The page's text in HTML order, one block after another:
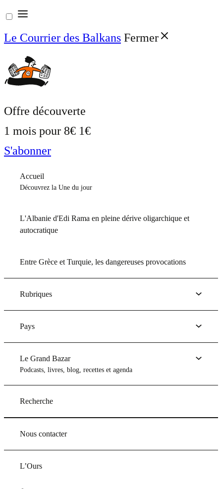
Aller
au
contenu
Le Courrier des Balkans Fermer
Offre découverte
1 mois pour 8€ 1€
S'abonner
Accueil
Découvrez la Une du jour
L'Albanie d'Edi Rama en pleine dérive oligarchique et
autocratique
Entre Grèce et Turquie, les dangereuses provocations
Rubriques
Pays
Le Grand Bazar
Podcasts, livres, blog, recettes et agenda
Recherche
Nous contacter
L’Ours